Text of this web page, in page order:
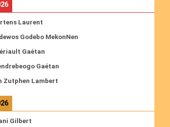
Laurent
Godebo MekonNen
Gaétan
Gaétan
Zutphen Lambert
Gilbert